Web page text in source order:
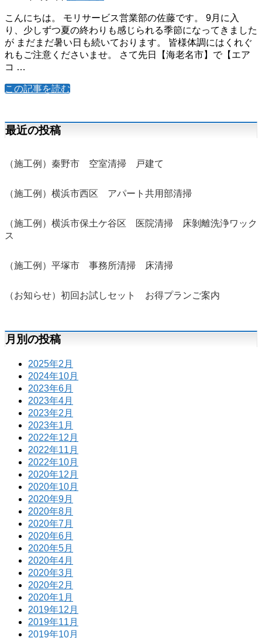
こんにちは。 モリサービス営業部の佐藤です。 9月に入
り、少しずつ夏の終わりも感じられる季節になってきました
が まだまだ暑い日も続いております。 皆様体調にはくれぐ
れもご注意くださいませ。 さて先日【海老名市】で【エア
コ …
この記事を読む
最近の投稿
（施工例）秦野市 空室清掃 戸建て
（施工例）横浜市西区 アパート共用部清掃
（施工例）横浜市保土ケ谷区 医院清掃 床剝離洗浄ワック
ス
（施工例）平塚市 事務所清掃 床清掃
（お知らせ）初回お試しセット お得プランご案内
月別の投稿
2025年2月
2024年10月
2023年6月
2023年4月
2023年2月
2023年1月
2022年12月
2022年11月
2022年10月
2020年12月
2020年10月
2020年9月
2020年8月
2020年7月
2020年6月
2020年5月
2020年4月
2020年3月
2020年2月
2020年1月
2019年12月
2019年11月
2019年10月